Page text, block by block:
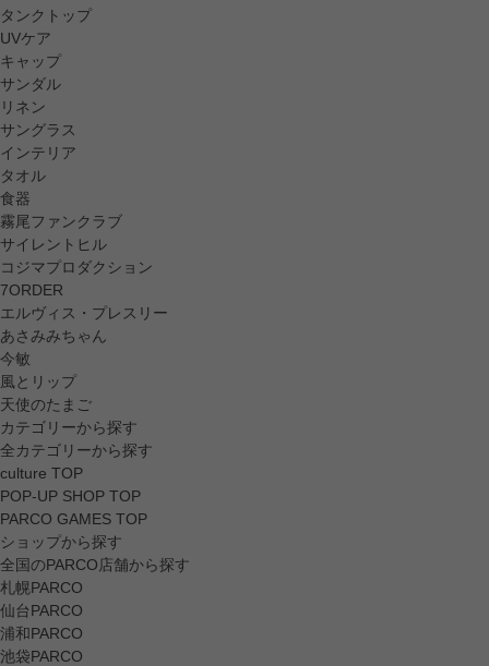
タンクトップ
UVケア
キャップ
サンダル
リネン
サングラス
インテリア
タオル
食器
霧尾ファンクラブ
サイレントヒル
コジマプロダクション
7ORDER
エルヴィス・プレスリー
あさみみちゃん
今敏
風とリップ
天使のたまご
カテゴリーから探す
全カテゴリーから探す
culture TOP
POP-UP SHOP TOP
PARCO GAMES TOP
ショップから探す
全国のPARCO店舗から探す
札幌PARCO
仙台PARCO
浦和PARCO
池袋PARCO